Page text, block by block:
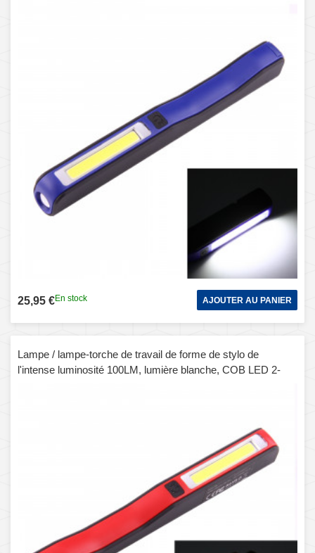
25,95 €En stock AJOUTER AU PANIER
Lampe / lampe-torche de travail de forme de stylo de
l'intense luminosité 100LM, lumière blanche, COB LED 2-